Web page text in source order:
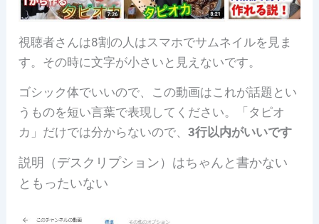
視聴者さんは8割の人はスマホでサムネイルを見ま
す。その時に文字が小さいと見えないです。
ゴシック体でいいので、この動画はこれが話題とい
うものを短い言葉で表現してください。「タピオ
カ」だけでは分からないので、3行以内がいいです
説明（デスクリプション）はちゃんと書かない
ともったいない